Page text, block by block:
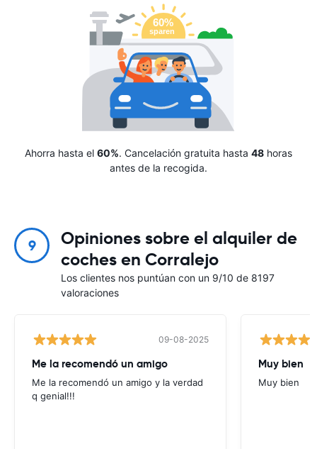
Ahorra hasta el 60%. Cancelación gratuita hasta 48 horas
antes de la recogida.
9
Opiniones sobre el alquiler de
coches en Corralejo
Los clientes nos puntúan con un 9/10 de 8197
valoraciones
09-08-2025
Me la recomendó un amigo
Me la recomendó un amigo y la verdad
q genial!!!
Muy bien
Muy bien